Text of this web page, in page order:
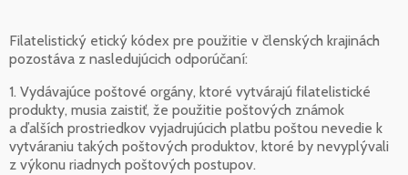
Filatelistický etický kódex pre použitie v členských krajinách
pozostáva z nasledujúcich odporúčaní:
1. Vydávajúce poštové orgány, ktoré vytvárajú filatelistické
produkty, musia zaistiť, že použitie poštových známok
a ďalších prostriedkov vyjadrujúcich platbu poštou nevedie k
vytváraniu takých poštových produktov, ktoré by nevyplývali
z výkonu riadnych poštových postupov.